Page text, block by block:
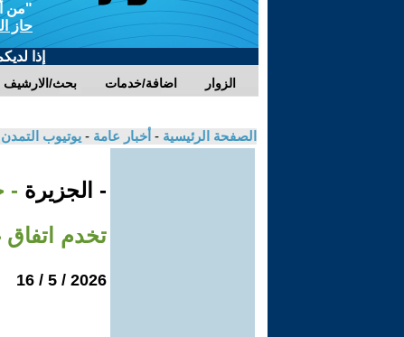
"من
حاز
إذا
بحث/الارشيف اضافة/خدمات الزوار
الصفحة الرئيسية - أخبار عامة - يوتيوب التمدن
- الجزيرة -
تخدم
2026 / 5 / 16